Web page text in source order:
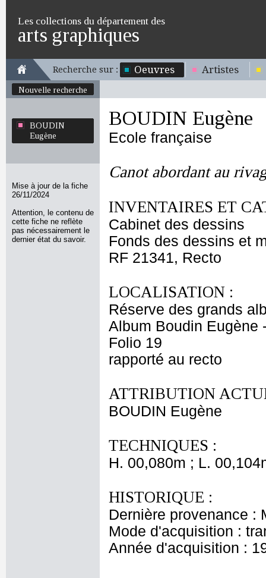
Les collections du département des
arts graphiques
Recherche sur : Oeuvres Artistes
Nouvelle recherche
BOUDIN
Eugène
Mise à jour de la fiche
26/11/2024
Attention, le contenu de
cette fiche ne reflète
pas nécessairement le
dernier état du savoir.
BOUDIN Eugène
Ecole française
Canot abordant au
INVENTAIRES ET
Cabinet des dessins
Fonds des dessins et
RF 21341, Recto
LOCALISATION :
Réserve des grands
Album Boudin Eugène
Folio 19
rapporté au recto
ATTRIBUTION
BOUDIN Eugène
TECHNIQUES :
H. 00,080m ; L.
HISTORIQUE :
Dernière provenance :
Mode d'acquisition :
Année d'acquisition :